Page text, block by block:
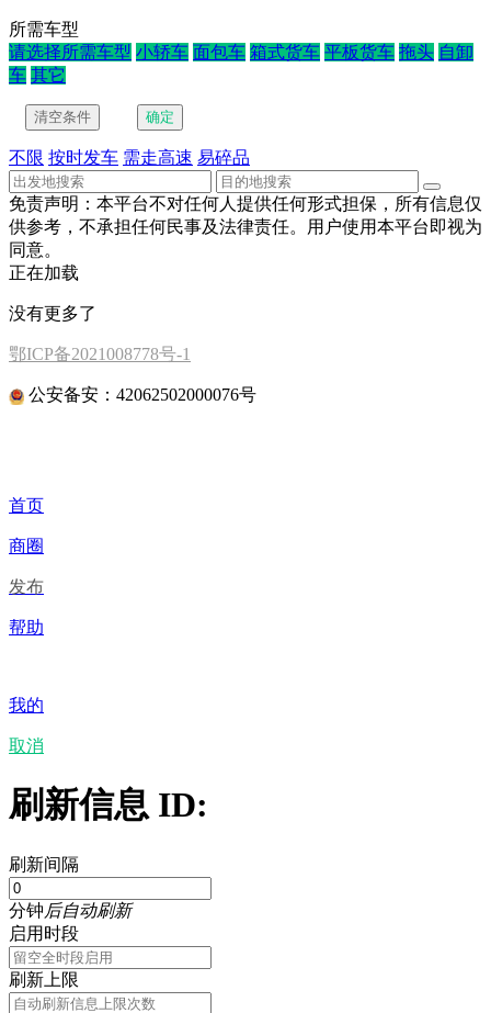
所需车型
请选择所需车型 小轿车 面包车 箱式货车 平板货车 拖头 自卸
车 其它
不限 按时发车 需走高速 易碎品
免责声明：本平台不对任何人提供任何形式担保，所有信息仅
供参考，不承担任何民事及法律责任。用户使用本平台即视为
同意。
正在加载
没有更多了
鄂ICP备2021008778号-1
公安备安：42062502000076号
首页
商圈
发布
帮助
我的
取消
刷新信息 ID:
刷新间隔
分钟后自动刷新
启用时段
刷新上限